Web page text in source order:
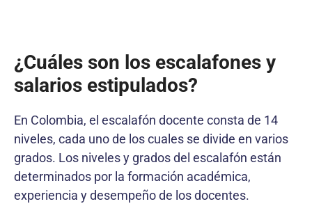
¿Cuáles son los escalafones y
salarios estipulados?
En Colombia, el escalafón docente consta de 14
niveles, cada uno de los cuales se divide en varios
grados. Los niveles y grados del escalafón están
determinados por la formación académica,
experiencia y desempeño de los docentes.